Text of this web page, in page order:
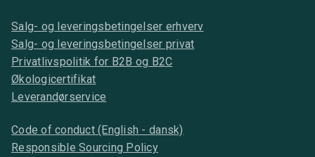
Salg- og leveringsbetingelser erhverv
Salg- og leveringsbetingelser privat
Privatlivspolitik for B2B og B2C
Økologicertifikat
Leverandørservice
Code of conduct (English - dansk)
Responsible Sourcing Policy